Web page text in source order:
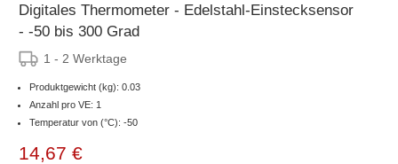
Digitales Thermometer - Edelstahl-Einstecksensor
- -50 bis 300 Grad
1 - 2 Werktage
Produktgewicht (kg): 0.03
Anzahl pro VE: 1
Temperatur von (°C): -50
14,67 €